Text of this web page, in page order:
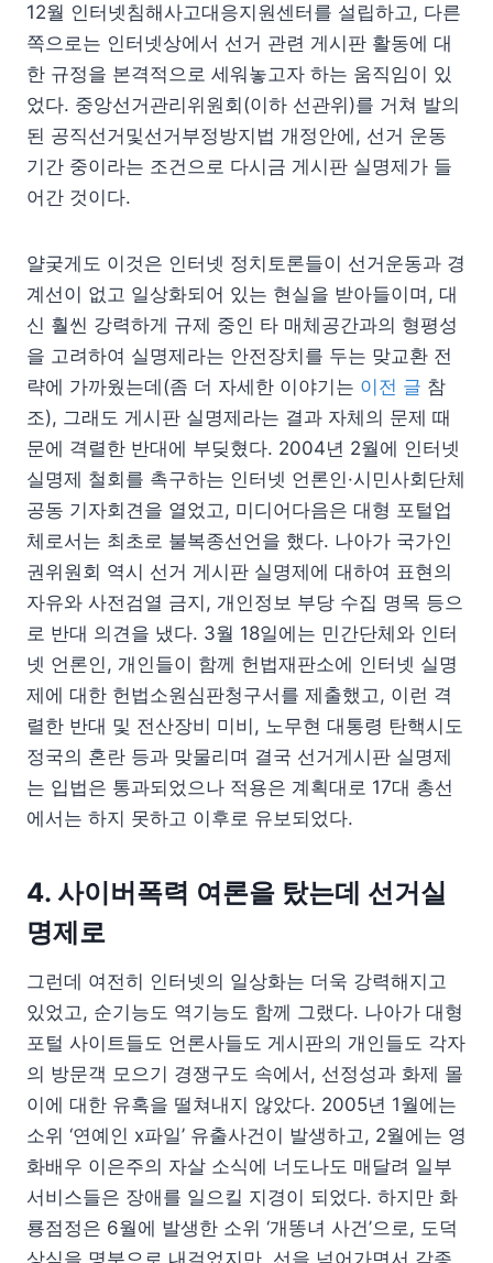
12월 인터넷침해사고대응지원센터를 설립하고, 다른
쪽으로는 인터넷상에서 선거 관련 게시판 활동에 대
한 규정을 본격적으로 세워놓고자 하는 움직임이 있
었다. 중앙선거관리위원회(이하 선관위)를 거쳐 발의
된 공직선거및선거부정방지법 개정안에, 선거 운동
기간 중이라는 조건으로 다시금 게시판 실명제가 들
어간 것이다.
얄궂게도 이것은 인터넷 정치토론들이 선거운동과 경
계선이 없고 일상화되어 있는 현실을 받아들이며, 대
신 훨씬 강력하게 규제 중인 타 매체공간과의 형평성
을 고려하여 실명제라는 안전장치를 두는 맞교환 전
략에 가까웠는데(좀 더 자세한 이야기는 이전 글 참
조), 그래도 게시판 실명제라는 결과 자체의 문제 때
문에 격렬한 반대에 부딪혔다. 2004년 2월에 인터넷
실명제 철회를 촉구하는 인터넷 언론인·시민사회단체
공동 기자회견을 열었고, 미디어다음은 대형 포털업
체로서는 최초로 불복종선언을 했다. 나아가 국가인
권위원회 역시 선거 게시판 실명제에 대하여 표현의
자유와 사전검열 금지, 개인정보 부당 수집 명목 등으
로 반대 의견을 냈다. 3월 18일에는 민간단체와 인터
넷 언론인, 개인들이 함께 헌법재판소에 인터넷 실명
제에 대한 헌법소원심판청구서를 제출했고, 이런 격
렬한 반대 및 전산장비 미비, 노무현 대통령 탄핵시도
정국의 혼란 등과 맞물리며 결국 선거게시판 실명제
는 입법은 통과되었으나 적용은 계획대로 17대 총선
에서는 하지 못하고 이후로 유보되었다.
4. 사이버폭력 여론을 탔는데 선거실
명제로
그런데 여전히 인터넷의 일상화는 더욱 강력해지고
있었고, 순기능도 역기능도 함께 그랬다. 나아가 대형
포털 사이트들도 언론사들도 게시판의 개인들도 각자
의 방문객 모으기 경쟁구도 속에서, 선정성과 화제 몰
이에 대한 유혹을 떨쳐내지 않았다. 2005년 1월에는
소위 ‘연예인 x파일’ 유출사건이 발생하고, 2월에는 영
화배우 이은주의 자살 소식에 너도나도 매달려 일부
서비스들은 장애를 일으킬 지경이 되었다. 하지만 화
룡점정은 6월에 발생한 소위 ‘개똥녀 사건’으로, 도덕